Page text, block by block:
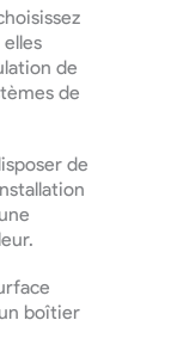
de
de
de
boîtier